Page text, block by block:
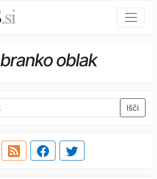
branko oblak
Išči